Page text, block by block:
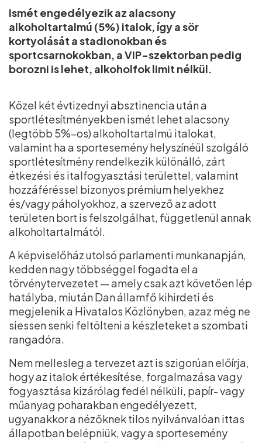
Ismét engedélyezik az alacsony
alkoholtartalmú (5%) italok, így a sör
kortyolását a stadionokban és
sportcsarnokokban, a VIP-szektorban pedig
borozni is lehet, alkoholfok limit nélkül.
Közel két évtizednyi absztinencia után a
sportlétesítményekben ismét lehet alacsony
(legtöbb 5%–os) alkoholtartalmú italokat,
valamint ha a sportesemény helyszínéül szolgáló
sportlétesítmény rendelkezik különálló, zárt
étkezési és italfogyasztási területtel, valamint
hozzáféréssel bizonyos prémium helyekhez
és/vagy páholyokhoz, a szervező az adott
területen bort is felszolgálhat, függetlenül annak
alkoholtartalmától.
A képviselőház utolsó parlamenti munkanapján,
kedden nagy többséggel fogadta el a
törvénytervezetet — amely csak azt követően lép
hatályba, miután Dan államfő kihirdeti és
megjelenik a Hivatalos Közlönyben, azaz még ne
siessen senki feltölteni a készleteket a szombati
rangadóra.
Nem mellesleg a tervezet azt is szigorúan előírja,
hogy az italok értékesítése, forgalmazása vagy
fogyasztása kizárólag fedél nélküli, papír- vagy
műanyag poharakban engedélyezett,
ugyanakkor a nézőknek tilos nyilvánvalóan ittas
állapotban belépniük, vagy a sportesemény